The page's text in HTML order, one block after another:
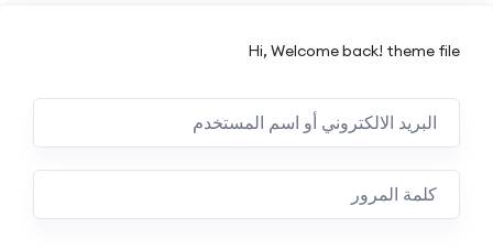
Hi, Welcome back! theme file